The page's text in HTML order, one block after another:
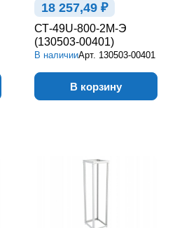
18 257,49 ₽
СТ-49U-800-2М-Э
(130503-00401)
В наличииАрт. 130503-00401
В корзину